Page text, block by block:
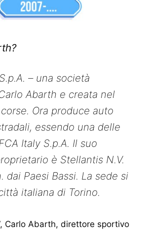
– una società
Abarth e creata nel
Ora produce auto
essendo una delle
Italy S.p.A. Il suo
è Stellantis N.V.
dai Paesi Bassi. La sede si
italiana di Torino.
Carlo Abarth, direttore sportivo